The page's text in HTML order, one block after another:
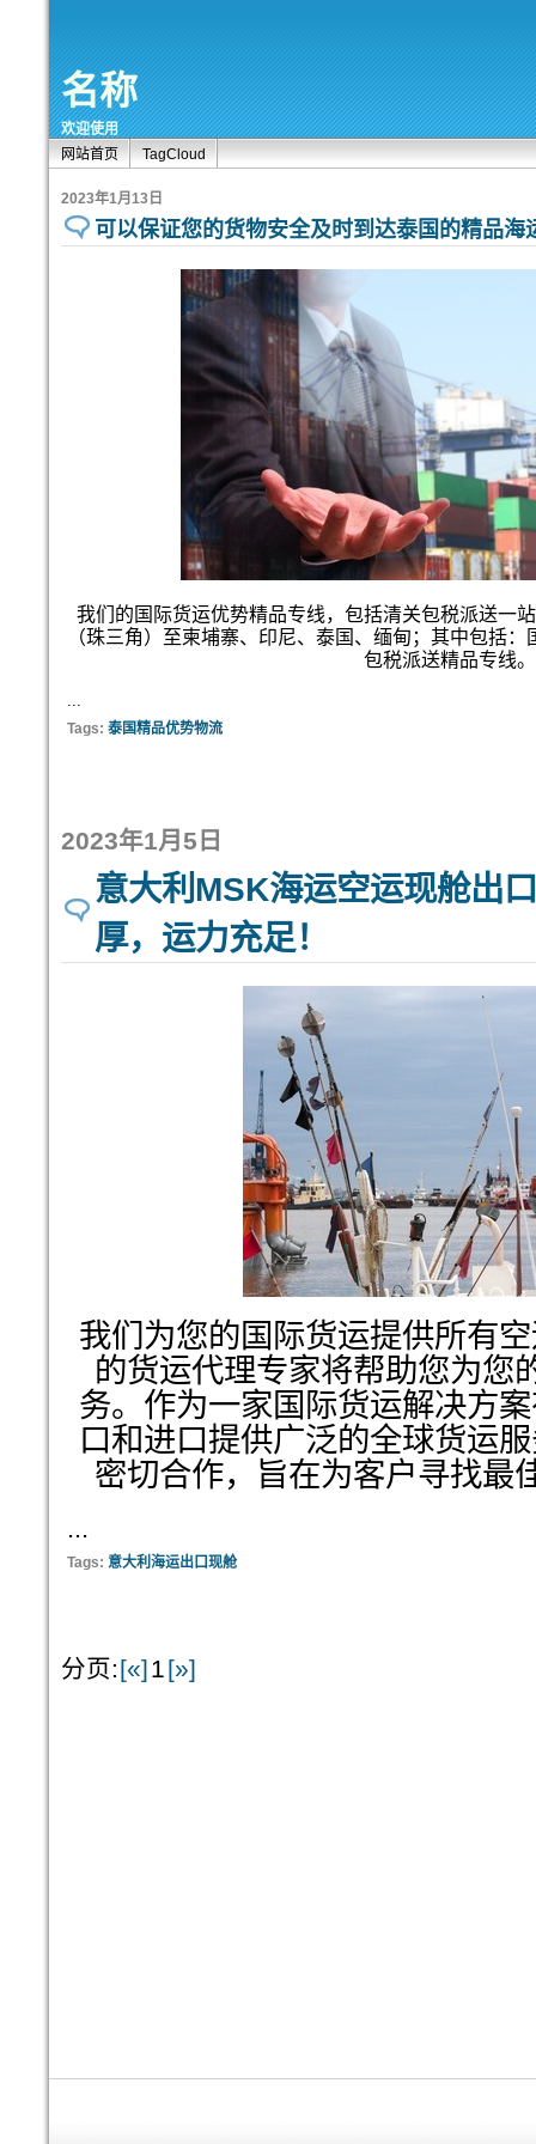
名称
欢迎使用
网站首页
TagCloud
2023年1月13日
可以保证您的货物安全及时到达泰国的精品海
我们的国际货运优势精品专线，包括清关包税派送一
（珠三角）至柬埔寨、印尼、泰国、缅甸；其中包括
包税派送精品专线。
...
Tags: 泰国精品优势物流
2023年1月5日
意大利MSK海运空运现舱出
厚，运力充足！
我们为您的国际货运提供所有
的货运代理专家将帮助您为您
务。作为一家国际货运解决方
口和进口提供广泛的全球货运
密切合作，旨在为客户寻找最
...
Tags: 意大利海运出口现舱
分页:[«]1[»]